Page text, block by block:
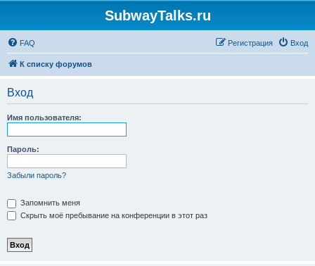
SubwayTalks.ru
FAQ Вход
Регистрация
К списку форумов
Вход
Имя пользователя:
Пароль:
Забыли пароль?
Запомнить меня
Скрыть моё пребывание на конференции в этот раз